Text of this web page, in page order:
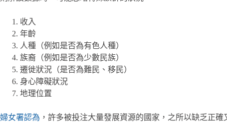
收入
年齡
人種（例如是否為有色人種）
族裔（例如是否為少數民族）
遷徙狀況（是否為難民、移民）
身心障礙狀況
地理位置
婦女署認為 ，許多被投注大量發展資源的國家，之所以缺乏正